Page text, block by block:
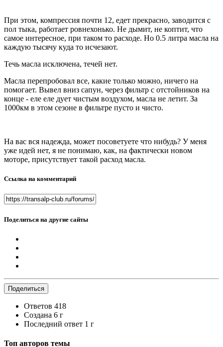
При этом, компрессия почти 12, едет прекрасно, заводится с
пол тыка, работает ровнехонько. Не дымит, не коптит, что
самое интересное, при таком то расходе. Но 0.5 литра масла на
каждую тысячу куда то исчезают.
Течь масла исключена, течей нет.
Масла перепробовал все, какие только можно, ничего на
помогает. Вывел вниз сапун, через фильтр с отстойников на
конце - еле еле дует чистым воздухом, масла не летит. За
1000км в этом сезоне в фильтре пусто и чисто.
На вас вся надежда, может посоветуете что нибудь? У меня
уже идей нет, я не понимаю, как, на фактически новом
моторе, присутствует такой расход масла.
Ссылка на комментарий
Поделиться на другие сайты
Поделиться
Ответов 418
Создана 6 г
Последний ответ 1 г
Топ авторов темы